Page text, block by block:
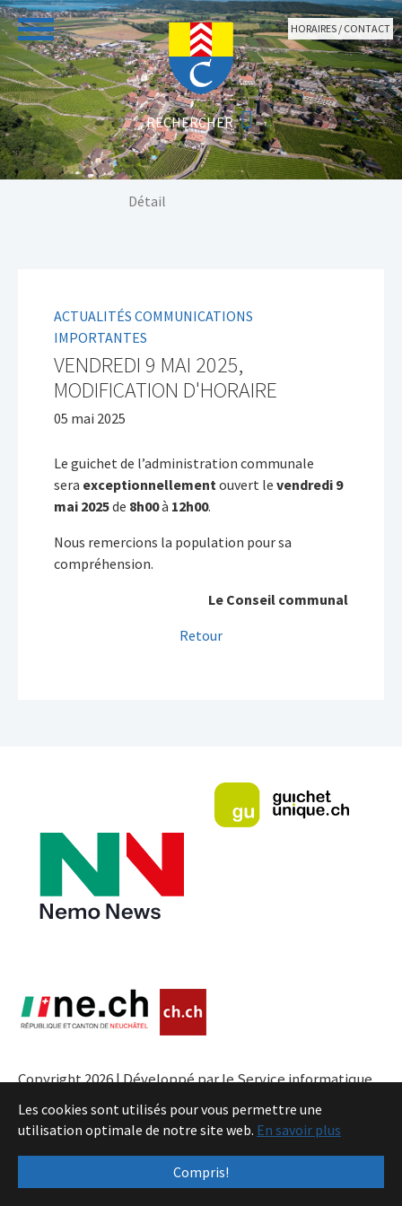
Les cookies sont utilisés pour vous permettre une
utilisation optimale de notre site web. En savoir plus
Compris!
Aller au contenu principal
HORAIRES / CONTACT
Détail
ACTUALITÉS COMMUNICATIONS
IMPORTANTES
VENDREDI 9 MAI 2025,
MODIFICATION D'HORAIRE
05 mai 2025
Le guichet de l’administration communale
sera exceptionnellementouvert le vendredi 9
mai 2025de 8h00à 12h00.
Nous remercions la population pour sa
compréhension.
Le Conseil communal
Retour
Copyright 2026 | Développé par le Service informatique
de l'Entité neuchâteloise |